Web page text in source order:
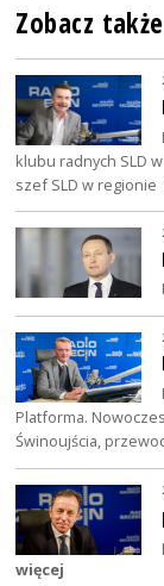
Zobacz także
klubu radnych SLD
szef SLD w regionie
Platforma.
Świnoujścia,
więcej